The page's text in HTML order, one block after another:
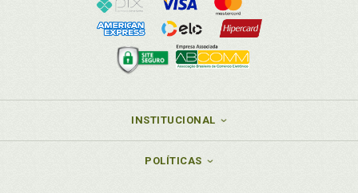
INSTITUCIONAL
POLÍTICAS